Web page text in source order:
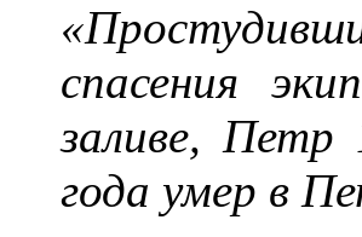
спасения
заливе, Петр
года умер в